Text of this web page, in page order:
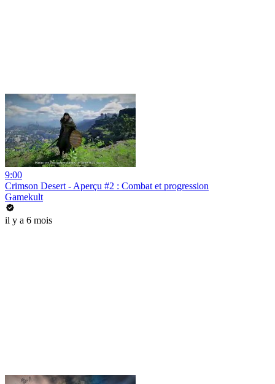
9:00
Crimson Desert - Aperçu #2 : Combat et progression
Gamekult
il y a 6 mois